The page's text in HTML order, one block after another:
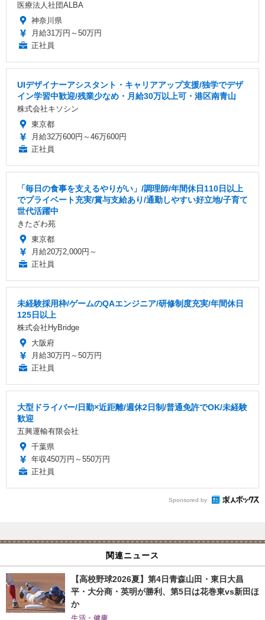
医療法人社団ALBA
神奈川県
月給31万円～50万円
正社員
UIデザイナーアシスタント・キャリアアップ支援/独学でデザ
イン学習中歓迎/残業少なめ・月給30万以上可・港区南青山
株式会社キソシン
東京都
月給32万600円～46万600円
正社員
「毎日の食事を支えるやりがい」/調理師/年間休日110日以上
でプライベート充実/賞与支給あり/通勤しやすい好立地/子育て
世代活躍中
きたざわ苑
東京都
月給20万2,000円～
正社員
未経験採用枠/ゲームのQAエンジニア/研修制度充実/年間休日
125日以上
株式会社HyBridge
大阪府
月給30万円～50万円
正社員
大型ドライバー/日勤×近距離/週休2日制/普通免許でOK/未経験
歓迎
五興運輸有限会社
千葉県
年収450万円～550万円
正社員
Sponsored by
関連ニュース
【高校野球2026夏】第4日青森山田・東日大昌
平・大分商・英明が勝利、第5日は花巻東vs新田ほ
か